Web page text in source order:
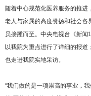
随着中心规范化医养服务的推进
老人与家属的高度赞扬和社会各
员接踵而至。中央电视台《新闻
以我院为重点进行了详细的报
也走进我院实地采访。
“我们做的是一项崇高的事业，